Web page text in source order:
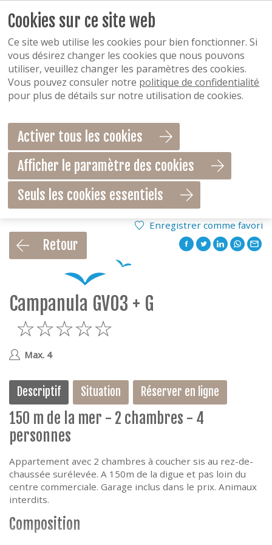
Enregistrer comme favori
Retour
Campanula GV03 + G
5 Max. 4
Descriptif Situation Réserver en ligne
150 m de la mer - 2 chambres - 4
personnes
Appartement avec 2 chambres à coucher sis au rez-de-
chaussée surélevée. A 150m de la digue et pas loin du
centre commerciale. Garage inclus dans le prix. Animaux
interdits.
Composition
Cookies sur ce site web
Ce site web utilise les cookies pour bien fonctionner. Si
vous désirez changer les cookies que nous pouvons
utiliser, veuillez changer les paramètres des cookies.
Vous pouvez consuler notre politique de confidentialité
pour plus de détails sur notre utilisation de cookies.
Activer tous les cookies
Afficher le paramètre des cookies
Seuls les cookies essentiels